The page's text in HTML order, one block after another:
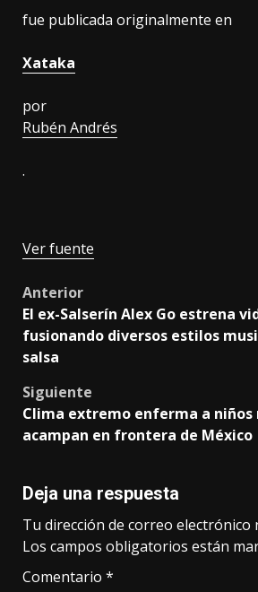
fue publicada originalmente en
Xataka
por
Rubén Andrés
.
Ver fuente
Post
navigation
Anterior
El ex-Salserín Alex Go estrena
fusionando diversos estilos
salsa
Siguiente
Clima extremo enferma a
acampan en frontera de México
Deja una respuesta
Tu dirección de correo electrónico
Los campos obligatorios están
Comentario *